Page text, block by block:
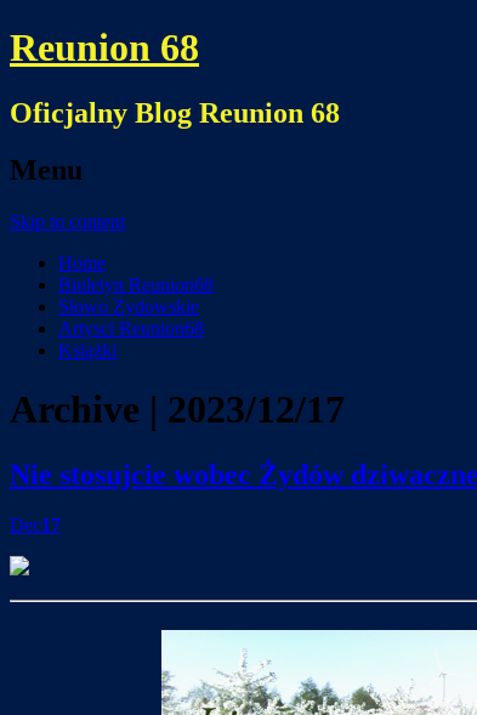
Reunion 68
Oficjalny Blog Reunion 68
Menu
Skip to content
Home
Biuletyn Reunion68
Słowo Żydowskie
Artysci Reunion68
Książki
Archive | 2023/12/17
Nie stosujcie wobec Żydów
Dec17